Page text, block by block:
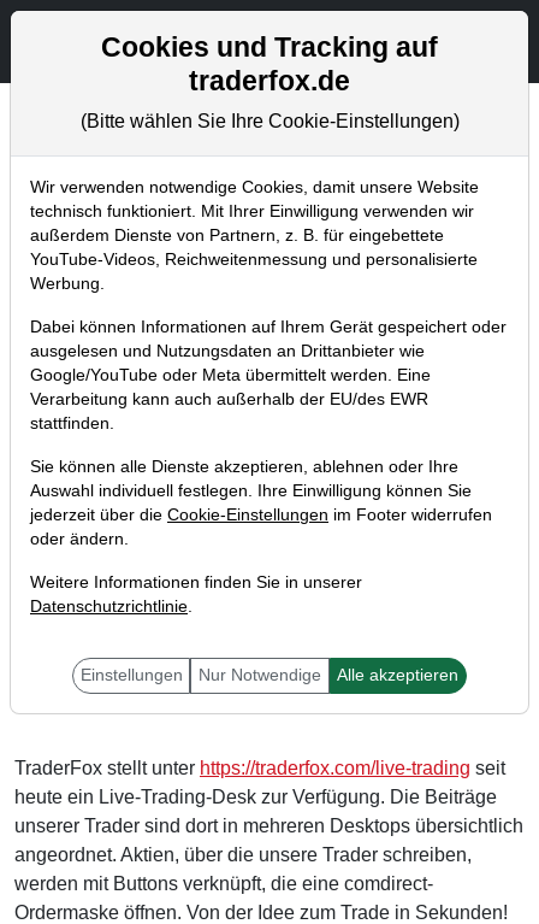
Aktien- und Artikelsuche
Aktuelles
Home Blog Aktuelles
TraderFox stellt "Live-Trading-
Desk" zur Verfügung
06.07.2020 um 21:44 Uhr | TraderFox GmbH
TraderFox stellt unter https://traderfox.com/live-trading seit
heute ein Live-Trading-Desk zur Verfügung. Die Beiträge
unserer Trader sind dort in mehreren Desktops übersichtlich
angeordnet. Aktien, über die unsere Trader schreiben,
werden mit Buttons verknüpft, die eine comdirect-
Ordermaske öffnen. Von der Idee zum Trade in Sekunden!
Cookies und Tracking auf
traderfox.de
(Bitte wählen Sie Ihre Cookie-Einstellungen)
Wir verwenden notwendige Cookies, damit unsere Website
technisch funktioniert. Mit Ihrer Einwilligung verwenden wir
außerdem Dienste von Partnern, z. B. für eingebettete
YouTube-Videos, Reichweitenmessung und personalisierte
Werbung.
Dabei können Informationen auf Ihrem Gerät gespeichert oder
ausgelesen und Nutzungsdaten an Drittanbieter wie
Google/YouTube oder Meta übermittelt werden. Eine
Verarbeitung kann auch außerhalb der EU/des EWR
stattfinden.
Sie können alle Dienste akzeptieren, ablehnen oder Ihre
Auswahl individuell festlegen. Ihre Einwilligung können Sie
jederzeit über die Cookie-Einstellungen im Footer widerrufen
oder ändern.
Weitere Informationen finden Sie in unserer
Datenschutzrichtlinie.
Einstellungen Nur Notwendige Alle akzeptieren